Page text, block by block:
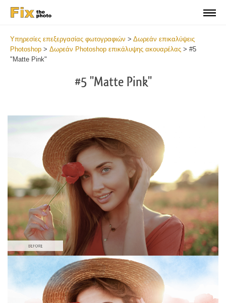
Υπηρεσίες επεξεργασίας φωτογραφιών > Δωρεάν επικαλύψεις
Photoshop > Δωρεάν Photoshop επικάλυψης ακουαρέλας > #5
"Matte Pink"
#5 "Matte Pink"